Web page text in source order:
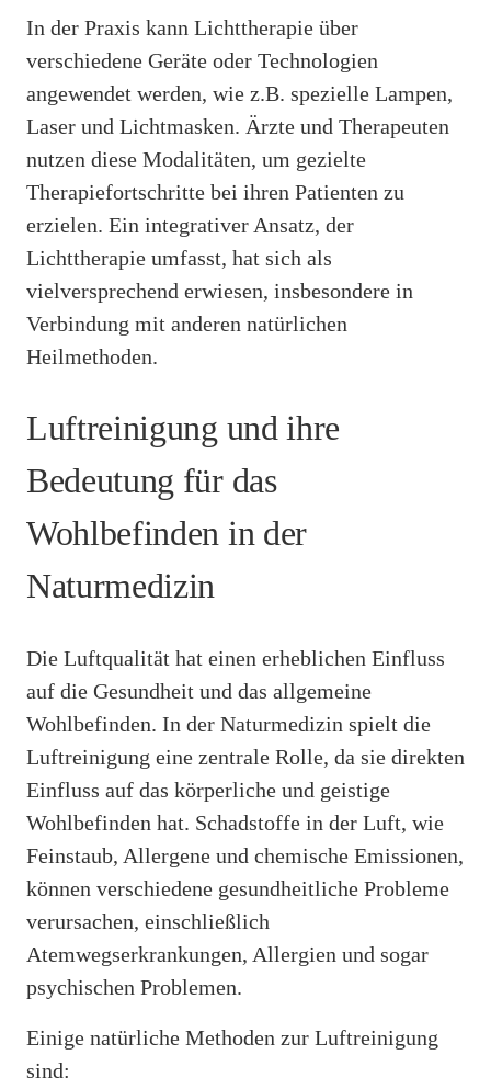
In der Praxis kann Lichttherapie über
verschiedene Geräte oder Technologien
angewendet werden, wie z.B. spezielle Lampen,
Laser und Lichtmasken. Ärzte und Therapeuten
nutzen diese Modalitäten, um gezielte
Therapiefortschritte bei ihren Patienten zu
erzielen. Ein integrativer Ansatz, der
Lichttherapie umfasst, hat sich als
vielversprechend erwiesen, insbesondere in
Verbindung mit anderen natürlichen
Heilmethoden.
Luftreinigung und ihre
Bedeutung für das
Wohlbefinden in der
Naturmedizin
Die Luftqualität hat einen erheblichen Einfluss
auf die Gesundheit und das allgemeine
Wohlbefinden. In der Naturmedizin spielt die
Luftreinigung eine zentrale Rolle, da sie direkten
Einfluss auf das körperliche und geistige
Wohlbefinden hat. Schadstoffe in der Luft, wie
Feinstaub, Allergene und chemische Emissionen,
können verschiedene gesundheitliche Probleme
verursachen, einschließlich
Atemwegserkrankungen, Allergien und sogar
psychischen Problemen.
Einige natürliche Methoden zur Luftreinigung
sind: